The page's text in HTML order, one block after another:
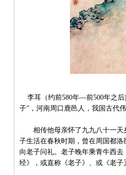
李耳（约前580年—前500年之后
子”，河南周口鹿邑人，我国古代
相传他母亲怀了九九八十一天
子生活在春秋时期，曾在周国都
向老子问礼。老子晚年乘青牛西
经》，或直称《老子》、或《老子